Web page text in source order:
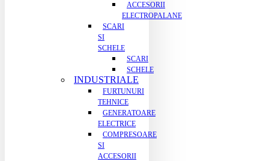
ACCESORII
ELECTROPALANE
SCARI
SI
SCHELE
SCARI
SCHELE
INDUSTRIALE
FURTUNURI
TEHNICE
GENERATOARE
ELECTRICE
COMPRESOARE
SI
ACCESORII